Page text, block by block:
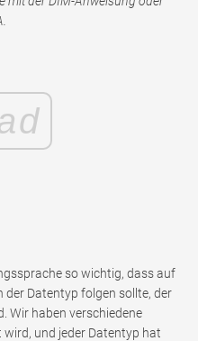
so wichtig, dass auf
Datentyp folgen sollte, der
Wir haben verschiedene
und jeder Datentyp hat